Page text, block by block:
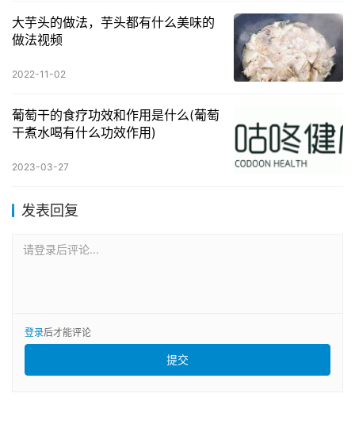
大芋头的做法，芋头都有什么美味的
做法视频
2022-11-02
葡萄干的食疗功效和作用是什么(葡萄
干煮水喝有什么功效作用)
2023-03-27
发表回复
请登录后评论...
登录后才能评论
提交